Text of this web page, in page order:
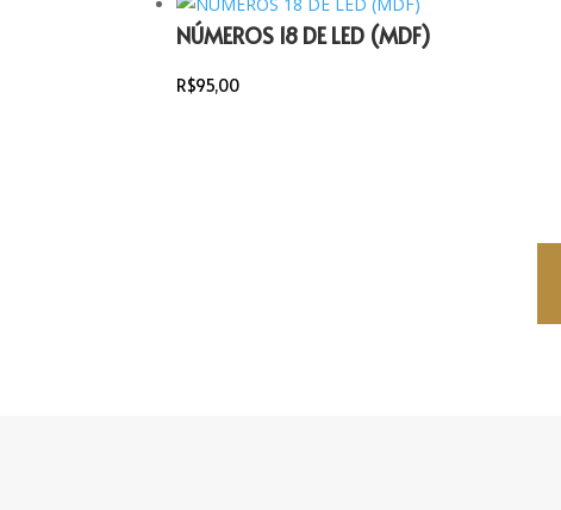
NÚMEROS 18 DE LED (MDF)
R$95,00